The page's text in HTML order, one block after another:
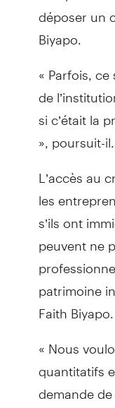
déposer un
Biyapo.
« Parfois,
de
si c’était la
», poursuit-il.
L’accès au
les
s’ils ont
peuvent ne
patrimoine
Faith Biyapo.
« Nous
quantitatifs
demande